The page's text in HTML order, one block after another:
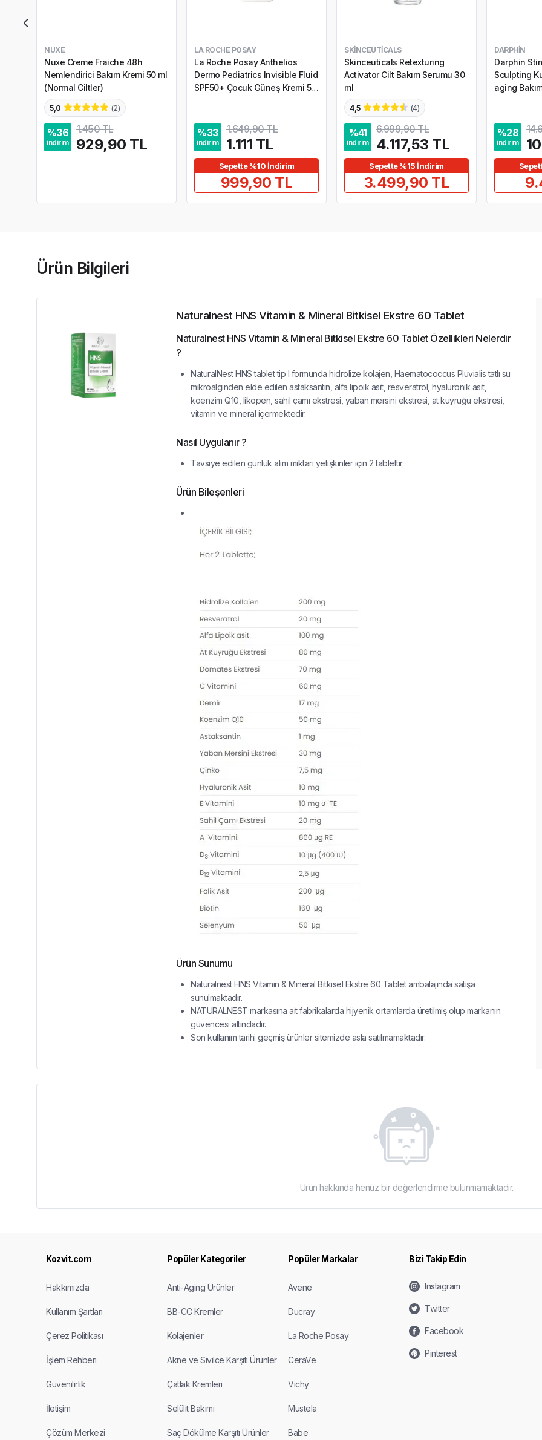
NUXE
Nuxe Creme Fraiche 48h
Nemlendirici Bakım Kremi 50 ml
(Normal Ciltler)
5,0 (2)
%36
indirim
1.450 TL
929,90 TL
LA ROCHE POSAY
La Roche Posay Anthelios
Dermo Pediatrics Invisible Fluid
SPF50+ Çocuk Güneş Kremi 50
%33
indirim
1.649,90 TL
1.111 TL
Sepette %10 İndirim
999,90 TL
SKINCEUTICALS
Skinceuticals Retexturing
Activator Cilt Bakım Serumu 30
ml
4,5 (4)
%41
indirim
6.999,90 TL
4.117,53 TL
Sepette %15 İndirim
3.499,90 TL
DARPHIN
Darphin
Sculpting
aging
%28
indirim
Ürün Bilgileri
Naturalnest HNS Vitamin & Mineral Bitkisel Ekstre 60 Tablet
Naturalnest HNS Vitamin & Mineral Bitkisel Ekstre 60 Tablet Özellikleri Nelerdir
?
NaturalNest HNS tablet tip I formunda hidrolize kolajen, Haematococcus Pluvialis tatlı su
mikroalginden elde edilen astaksantin, alfa lipoik asit, resveratrol, hyaluronik asit,
koenzim Q10, likopen, sahil çamı ekstresi, yaban mersini ekstresi, at kuyruğu ekstresi,
vitamin ve mineral içermektedir.
Nasıl Uygulanır ?
Tavsiye edilen günlük alım miktarı yetişkinler için 2 tablettir.
Ürün Bileşenleri
Ürün Sunumu
Naturalnest HNS Vitamin & Mineral Bitkisel Ekstre 60 Tablet ambalajında satışa
sunulmaktadır.
NATURALNEST markasına ait fabrikalarda hijyenik ortamlarda üretilmiş olup markanın
güvencesi altındadır.
Son kullanım tarihi geçmiş ürünler sitemizde asla satılmamaktadır.
Ürün hakkında henüz bir değerlendirme bulunmamaktadır.
Kozvit.com
Hakkımızda
Kullanım Şartları
Çerez Politikası
İşlem Rehberi
Güvenilirlik
İletişim
Çözüm Merkezi
Popüler Kategoriler
Anti-Aging Ürünler
BB-CC Kremler
Kolajenler
Akne ve Sivilce Karşıtı Ürünler
Çatlak Kremleri
Selülit Bakımı
Saç Dökülme Karşıtı Ürünler
Popüler Markalar
Avene
Ducray
La Roche Posay
CeraVe
Vichy
Mustela
Babe
Bizi Takip Edin
Instagram
Twitter
Facebook
Pinterest